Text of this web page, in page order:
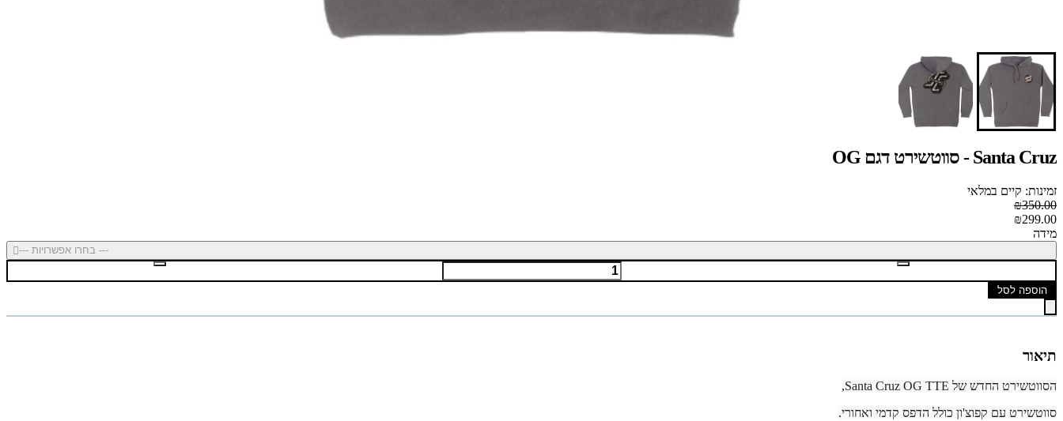
Santa Cruz - סווטשירט דגם OG
זמינות: קיים במלאי
₪350.00
₪299.00
מידה
--- בחרו אפשרויות ---
הוספה לסל
תיאור
הסווטשירט החדש של Santa Cruz OG TTE,
סווטשירט עם קפוצ'ון כולל הדפס קדמי ואחורי.